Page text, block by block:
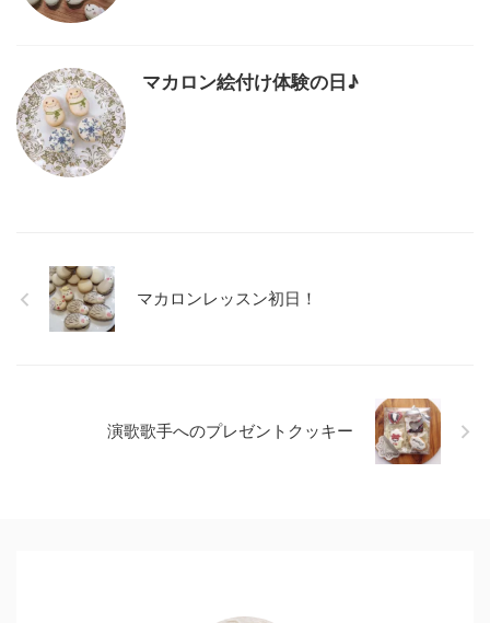
マカロン絵付け体験の日♪
マカロンレッスン初日！
演歌歌手へのプレゼントクッキー